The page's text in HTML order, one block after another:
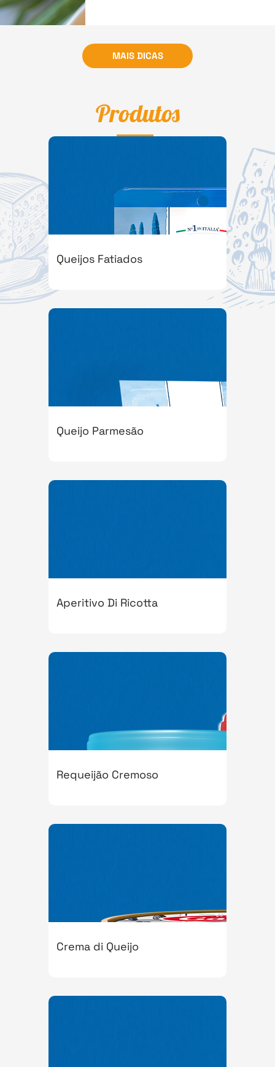
MAIS DICAS
Produtos
Queijos Fatiados
Queijo Parmesão
Aperitivo Di Ricotta
Requeijão Cremoso
Crema di Queijo